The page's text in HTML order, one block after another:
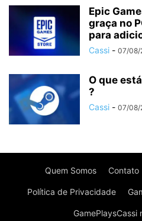
Epic
graça no
para
Cassi - 07/08/
O que
?
Cassi - 07/08/
Quem Somos Contato
Política de Privacidade
GamePlaysCassi